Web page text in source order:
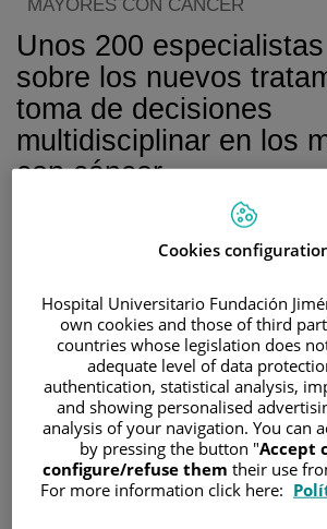
MAYORES CON CÁNCER
Unos 200
sobre los nuevos
toma de decisiones
multidisciplinar en los
con cáncer
celebrada en el Hospital Universitario
23
/Hospital Universitario
Cookies
Hospital Universitario Fundación
own cookies and those of third
countries whose legislation does
adequate level of data
authentication, statistical analysis,
and showing personalised
analysis of your navigation. You can
by pressing the button "Accept
configure/refuse them their use
For more information click here: